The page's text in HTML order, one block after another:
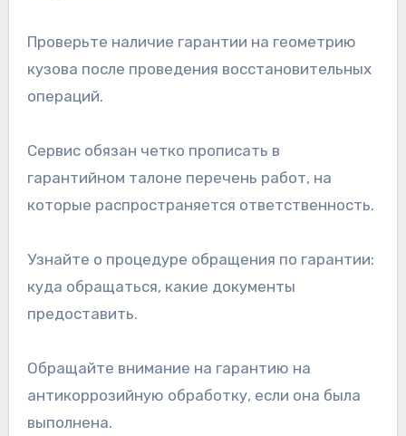
Проверьте наличие гарантии на геометрию
кузова после проведения восстановительных
операций.
Сервис обязан четко прописать в
гарантийном талоне перечень работ, на
которые распространяется ответственность.
Узнайте о процедуре обращения по гарантии:
куда обращаться, какие документы
предоставить.
Обращайте внимание на гарантию на
антикоррозийную обработку, если она была
выполнена.